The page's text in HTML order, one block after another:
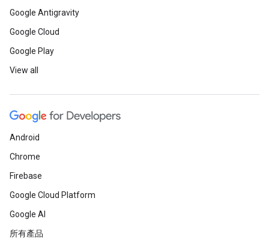
Google Antigravity
Google Cloud
Google Play
View all
Android
Chrome
Firebase
Google Cloud Platform
Google AI
所有產品